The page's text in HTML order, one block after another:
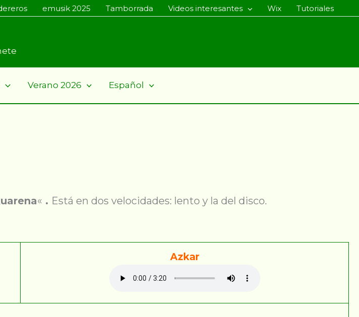
emusik 2025 Tamborrada Videos interesantes Wix Tutoriales
Verano 2026 Español
« . Está en dos velocidades: lento y la del disco.
Azkar